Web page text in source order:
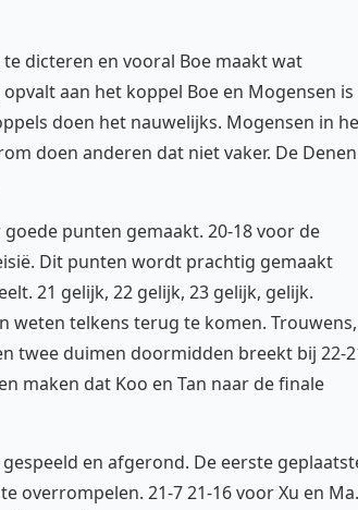
dicteren en vooral Boe maakt wat
aan het koppel Boe en Mogensen is
doen het nauwelijks. Mogensen in
doen anderen dat niet vaker. De Denen
punten gemaakt. 20-18 voor de
Dit punten wordt prachtig gemaakt
21 gelijk, 22 gelijk, 23 gelijk, gelijk.
weten telkens terug te komen. Trouwens,
twee duimen doormidden breekt bij 22-
maken dat Koo en Tan naar de finale
en afgerond. De eerste
overrompelen. 21-7 21-16 voor Xu en Ma.